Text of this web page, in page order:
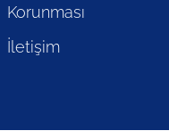
Korunması
İletişim